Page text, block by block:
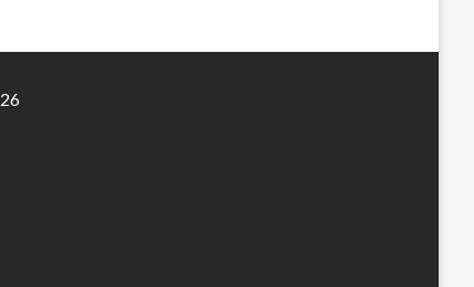
26